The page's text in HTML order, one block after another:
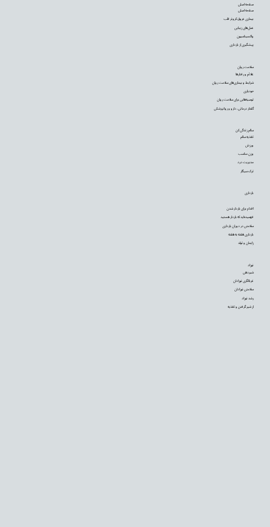
نوزاد
شیردهی
غربالگری نوزادان
سلامتی نوزادان
رشد نوزاد
از شیر گرفتن و تغذیه
بارداری
اقدام برای باردار شدن
فهمیده‌اید که باردار هستید
سلامتی در دوران بارداری
بارداری هفته به هفته
زایمان و تولد
سالم زندگی کن
تغذیه سالم
ورزش
وزن مناسب
مدیریت درد
ترک سیگار
سلامت روان
علائم و رفتارها
شرایط و بیماری‌های سلامت روان
خودیاری
توصیه‌‌هایی برای سلامت روان
گفتار درمانی، دارو و روانپزشکی
صفحه اصلی
صفحه اصلی
بیماری عروق کرونر قلب
عمل‌های زیبایی
واکسیناسیون
پیشگیری از بارداری